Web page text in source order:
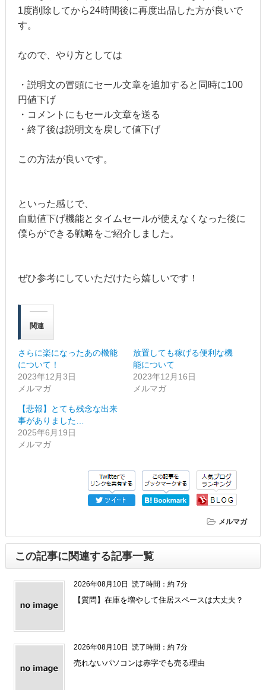
1度削除してから24時間後に再度出品した方が良いで
す。
なので、やり方としては
・説明文の冒頭にセール文章を追加すると同時に100
円値下げ
・コメントにもセール文章を送る
・終了後は説明文を戻して値下げ
この方法が良いです。
といった感じで、
自動値下げ機能とタイムセールが使えなくなった後に
僕らができる戦略をご紹介しました。
ぜひ参考にしていただけたら嬉しいです！
関連
さらに楽になったあの機能
について！
2023年12月3日
メルマガ
放置しても稼げる便利な機
能について
2023年12月16日
メルマガ
【悲報】とても残念な出来
事がありました…
2025年6月19日
メルマガ
メルマガ
この記事に関連する記事一覧
2026年08月10日 読了時間：約 7分
【質問】在庫を増やして住居スペースは大丈夫？
2026年08月10日 読了時間：約 7分
売れないパソコンは赤字でも売る理由